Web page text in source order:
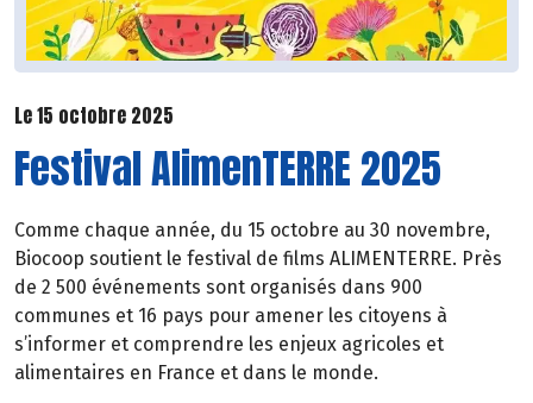
Le 15 octobre 2025
Festival AlimenTERRE 2025
Comme chaque année, du 15 octobre au 30 novembre,
Biocoop soutient le festival de films ALIMENTERRE. Près
de 2 500 événements sont organisés dans 900
communes et 16 pays pour amener les citoyens à
s’informer et comprendre les enjeux agricoles et
alimentaires en France et dans le monde.